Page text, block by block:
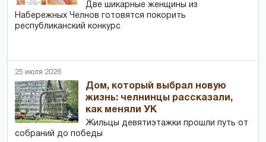
Две шикарные женщины из
Набережных Челнов готовятся покорить
республиканский конкурс
25 июля 2026
Дом, который выбрал новую
жизнь: челнинцы рассказали,
как меняли УК
Жильцы девятиэтажки прошли путь от
собраний до победы